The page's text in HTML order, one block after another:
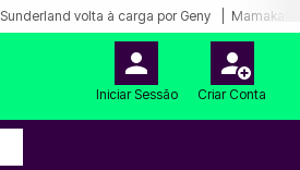
Sunderland volta à carga por Geny
Iniciar Sessão Criar Conta